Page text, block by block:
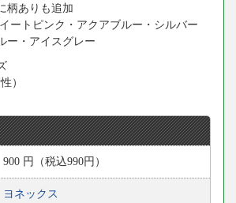
柄ありも追加
ートピンク・アクアブルー・シルバー
ー・アイスグレー
）
900 円 （税込990円）
ヨネックス